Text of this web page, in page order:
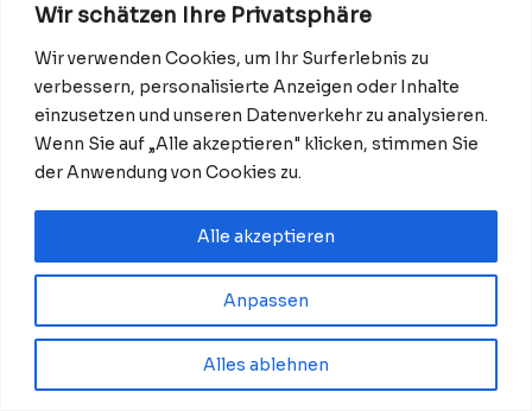
Wir schätzen Ihre Privatsphäre
Wir verwenden Cookies, um Ihr Surferlebnis zu
verbessern, personalisierte Anzeigen oder Inhalte
einzusetzen und unseren Datenverkehr zu analysieren.
Wenn Sie auf „Alle akzeptieren" klicken, stimmen Sie
der Anwendung von Cookies zu.
Anpassen
Alles ablehnen
Alle akzeptieren
Das Ende des Grünen Michelin-Sterns
Eine grundlegende Veränderung betrifft 2026 die
bisherige Nachhaltigkeitsauszeichnung. Michelin
lässt den Grünen Stern schrittweise auslaufen. Die
würdigte Restaurants, die sich besonders für
nachhaltige Beschaffung, Regionalität,
Abfallvermeidung und ressourcenschonendes
Arbeiten engagierten.
An seine Stelle tritt das redaktionelle Format